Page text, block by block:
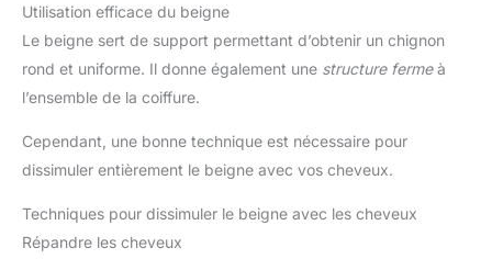
Utilisation efficace du beigne
Le beigne sert de support permettant d’obtenir un chignon
rond et uniforme. Il donne également une structure fermeà
l’ensemble de la coiffure.
Cependant, une bonne technique est nécessaire pour
dissimuler entièrement le beigne avec vos cheveux.
Techniques pour dissimuler le beigne avec les cheveux
Répandre les cheveux